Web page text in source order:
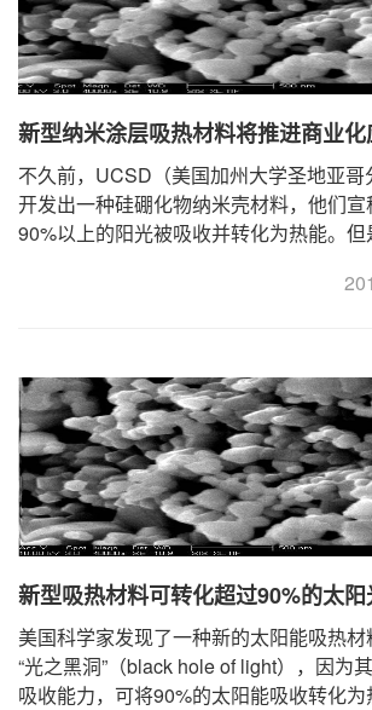
新型纳米涂层吸热材料将推进商业化
不久前，UCSD（美国加州大学圣地亚哥
开发出一种硅硼化物纳米壳材料，他们
90%以上的阳光被吸收并转化为热能。
新型吸热材料可转化超过90%的太
美国科学家发现了一种新的太阳能吸热
“光之黑洞”（black hole of light），因为
吸收能力，可将90%的太阳能吸收转化